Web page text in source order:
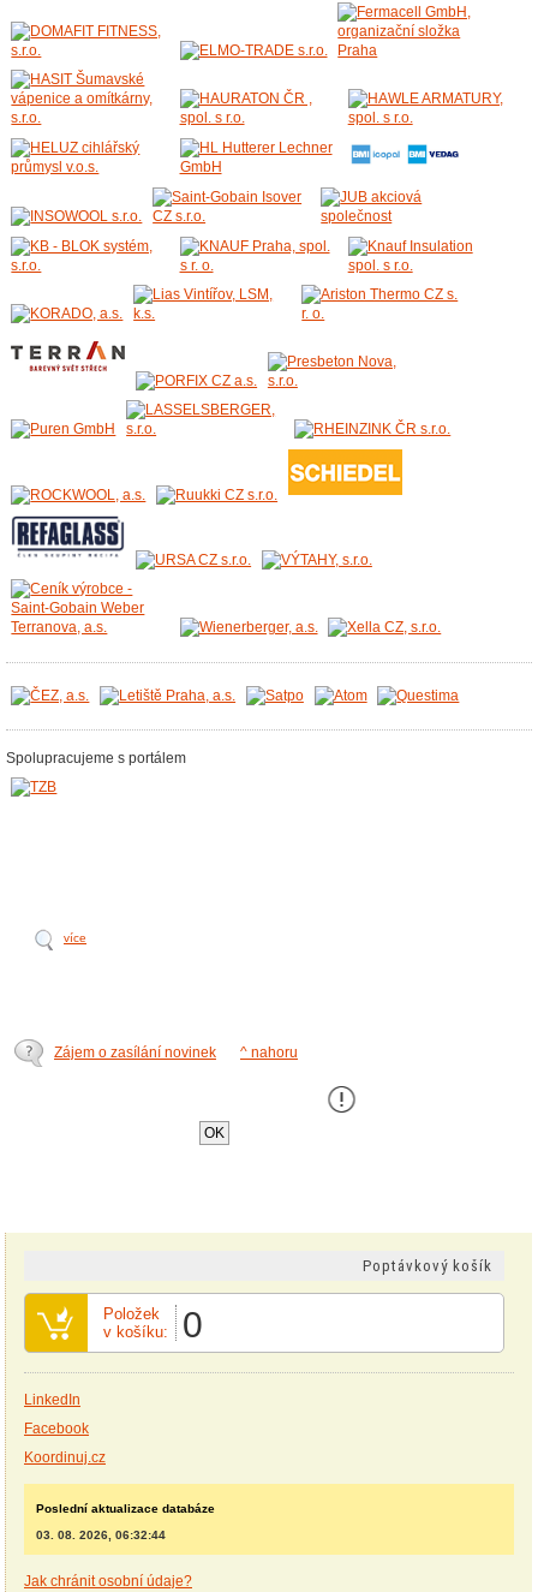
Spolupracujeme s portálem
více
Zájem o zasílání novinek ^ nahoru
OK
Poptávkový košík
Položek
v košíku:
0
LinkedIn
Facebook
Koordinuj.cz
Poslední aktualizace databáze
03. 08. 2026, 06:32:44
Jak chránit osobní údaje?